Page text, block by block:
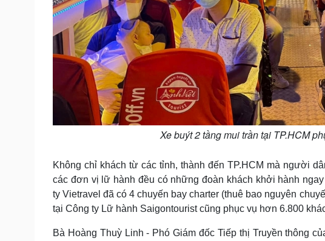
Xe buýt 2 tầng mui trần tại TP.HCM
Không chỉ khách từ các tỉnh, thành đến TP.HCM mà người
các đơn vị lữ hành đều có những đoàn khách khởi hành
ty Vietravel đã có 4 chuyến bay charter (thuê bao nguyên
tại Công ty Lữ hành Saigontourist cũng phục vụ hơn 6.800
Bà Hoàng Thuỳ Linh - Phó Giám đốc Tiếp thị Truyền thông